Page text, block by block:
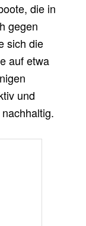
die in
gegen
sich die
auf etwa
und